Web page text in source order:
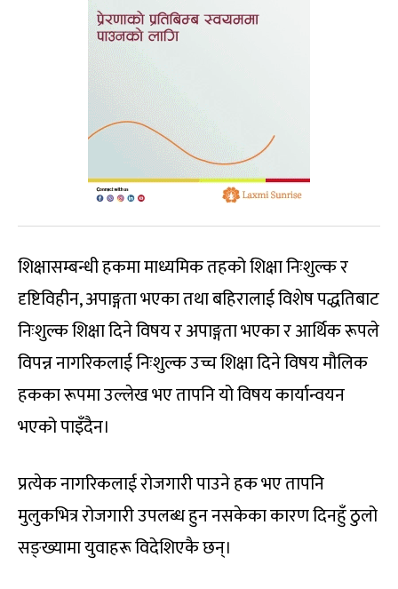
शिक्षासम्बन्धी हकमा माध्यमिक तहको शिक्षा निःशुल्क र
दृष्टिविहीन, अपाङ्गता भएका तथा बहिरालाई विशेष पद्धतिबाट
निःशुल्क शिक्षा दिने विषय र अपाङ्गता भएका र आर्थिक रूपले
विपन्न नागरिकलाई निःशुल्क उच्च शिक्षा दिने विषय मौलिक
हकका रूपमा उल्लेख भए तापनि यो विषय कार्यान्वयन
भएको पाइँदैन।
प्रत्येक नागरिकलाई रोजगारी पाउने हक भए तापनि
मुलुकभित्र रोजगारी उपलब्ध हुन नसकेका कारण दिनहुँ ठुलो
सङ्ख्यामा युवाहरू विदेशिएकै छन्।